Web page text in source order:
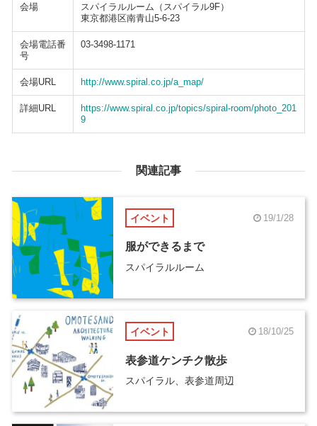
会場
スパイラルルーム（スパイラル9F）
東京都港区南青山5-6-23
会場電話番
号
03-3498-1171
会場URL http://www.spiral.co.jp/a_map/
詳細URL
https://www.spiral.co.jp/topics/spiral-room/photo_201
9
関連記事
イベント 19/1/28
服ができるまで
スパイラルルーム
イベント 18/10/25
表参道ケンチク散歩
スパイラル、表参道周辺